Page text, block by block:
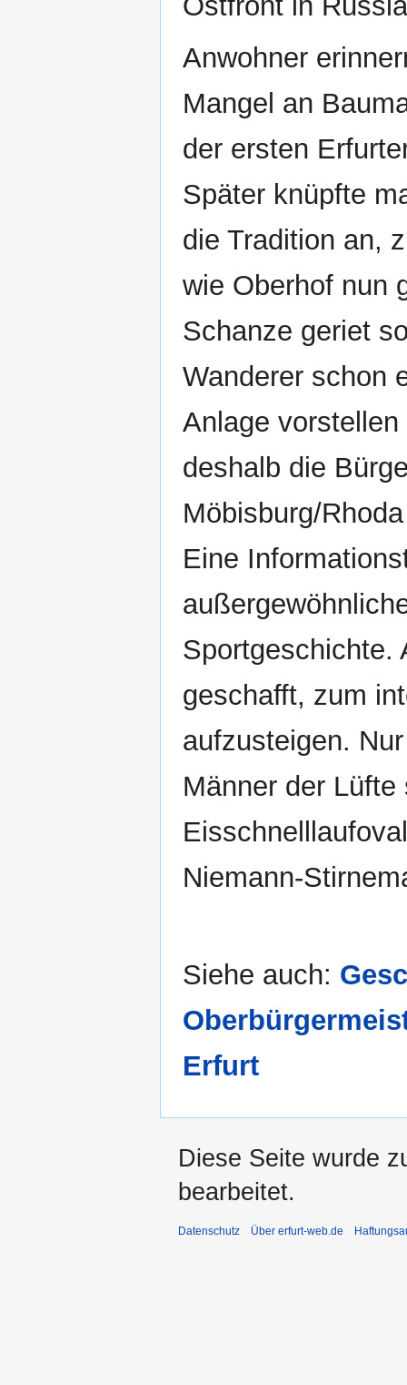
Anwohner
Mangel an
der ersten
Später knüpfte
die Tradition an,
wie Oberhof nun
Schanze geriet
Wanderer schon
Anlage
deshalb die
Möbisburg/
Eine
Sportgeschichte.
geschafft, zum
aufzusteigen.
Männer der
Niemann-
Siehe auch:
Erfurt
Diese Seite wurde
bearbeitet.
Datenschutz Über erfurt-web.de